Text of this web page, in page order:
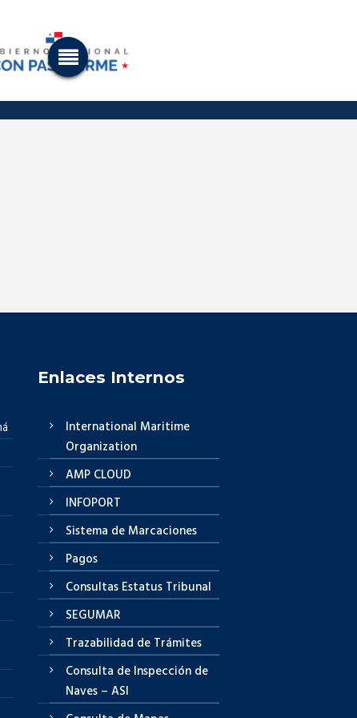
Enlaces Internos
International Maritime
Organization
AMP CLOUD
INFOPORT
Sistema de Marcaciones
Pagos
Consultas Estatus Tribunal
SEGUMAR
Trazabilidad de Trámites
Consulta de Inspección de
Naves – ASI